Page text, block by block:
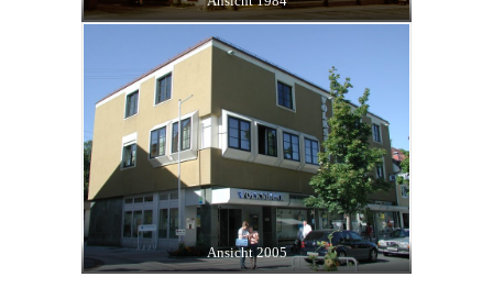
Ansicht 2005